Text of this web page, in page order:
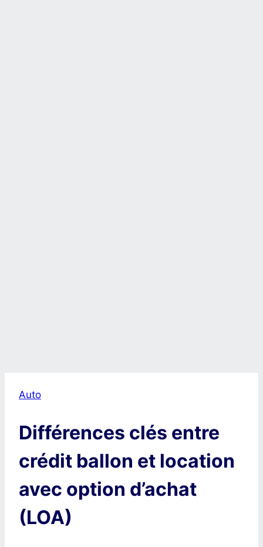
Auto
Différences clés entre
crédit ballon et location
avec option d’achat
(LOA)